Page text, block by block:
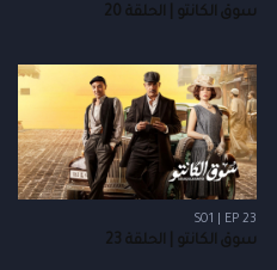
سوق الكانتو | الحلقة 20
S01 | EP 23
سوق الكانتو | الحلقة 23